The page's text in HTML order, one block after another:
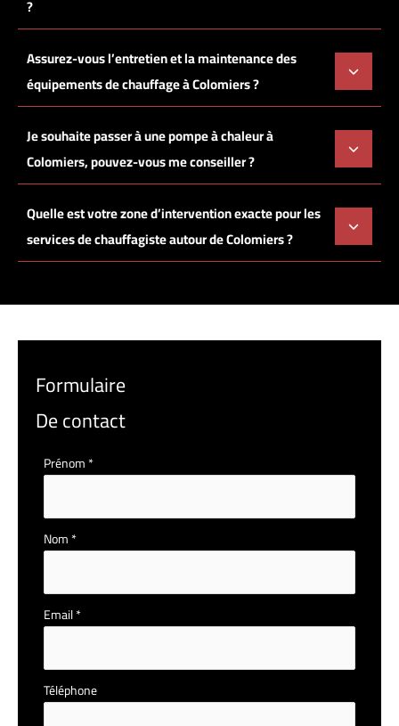
?
Assurez-vous l’entretien et la maintenance des
équipements de chauffage à Colomiers ?
Je souhaite passer à une pompe à chaleur à
Colomiers, pouvez-vous me conseiller ?
Quelle est votre zone d’intervention exacte pour les
services de chauffagiste autour de Colomiers ?
Formulaire
De contact
Formulaire
téléphone
Prénom*
Nom*
Email*
Téléphone